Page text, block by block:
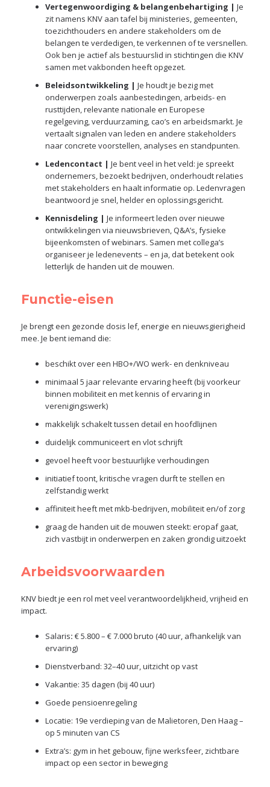
Vertegenwoordiging & belangenbehartiging | Je
zit namens KNV aan tafel bij ministeries, gemeenten,
toezichthouders en andere stakeholders om de
belangen te verdedigen, te verkennen of te versnellen.
Ook ben je actief als bestuurslid in stichtingen die KNV
samen met vakbonden heeft opgezet.
Beleidsontwikkeling | Je houdt je bezig met
onderwerpen zoals aanbestedingen, arbeids- en
rusttijden, relevante nationale en Europese
regelgeving, verduurzaming, cao’s en arbeidsmarkt. Je
vertaalt signalen van leden en andere stakeholders
naar concrete voorstellen, analyses en standpunten.
Ledencontact | Je bent veel in het veld: je spreekt
ondernemers, bezoekt bedrijven, onderhoudt relaties
met stakeholders en haalt informatie op. Ledenvragen
beantwoord je snel, helder en oplossingsgericht.
Kennisdeling | Je informeert leden over nieuwe
ontwikkelingen via nieuwsbrieven, Q&A’s, fysieke
bijeenkomsten of webinars. Samen met collega’s
organiseer je ledenevents – en ja, dat betekent ook
letterlijk de handen uit de mouwen.
Functie-eisen
Je brengt een gezonde dosis lef, energie en nieuwsgierigheid
mee. Je bent iemand die:
beschikt over een HBO+/WO werk- en denkniveau
minimaal 5 jaar relevante ervaring heeft (bij voorkeur
binnen mobiliteit en met kennis of ervaring in
verenigingswerk)
makkelijk schakelt tussen detail en hoofdlijnen
duidelijk communiceert en vlot schrijft
gevoel heeft voor bestuurlijke verhoudingen
initiatief toont, kritische vragen durft te stellen en
zelfstandig werkt
affiniteit heeft met mkb-bedrijven, mobiliteit en/of zorg
graag de handen uit de mouwen steekt: eropaf gaat,
zich vastbijt in onderwerpen en zaken grondig uitzoekt
Arbeidsvoorwaarden
KNV biedt je een rol met veel verantwoordelijkheid, vrijheid en
impact.
Salaris: € 5.800 – € 7.000 bruto (40 uur, afhankelijk van
ervaring)
Dienstverband: 32–40 uur, uitzicht op vast
Vakantie: 35 dagen (bij 40 uur)
Goede pensioenregeling
Locatie: 19e verdieping van de Malietoren, Den Haag –
op 5 minuten van CS
Extra’s: gym in het gebouw, fijne werksfeer, zichtbare
impact op een sector in beweging